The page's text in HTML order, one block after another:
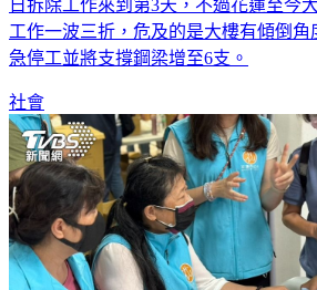
日拆除工作來到第3天，不過花蓮至今
工作一波三折，危及的是大樓有傾倒
急停工並將支撐鋼梁增至6支。
社會